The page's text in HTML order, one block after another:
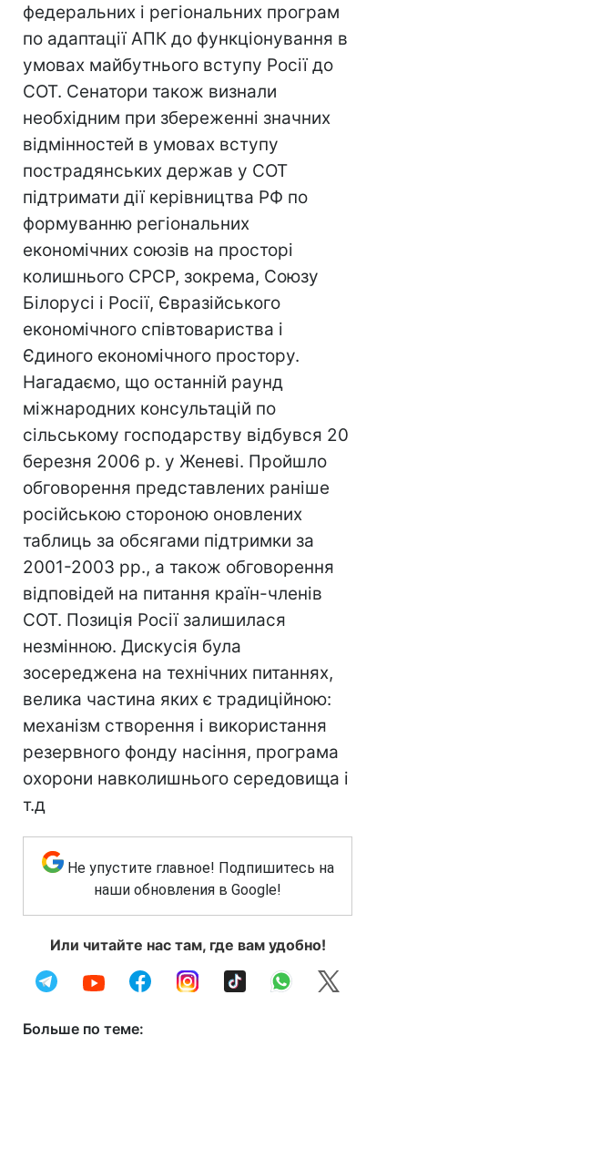
федеральних і регіональних програм
по адаптації АПК до функціонування в
умовах майбутнього вступу Росії до
СОТ. Сенатори також визнали
необхідним при збереженні значних
відмінностей в умовах вступу
пострадянських держав у СОТ
підтримати дії керівництва РФ по
формуванню регіональних
економічних союзів на просторі
колишнього СРСР, зокрема, Союзу
Білорусі і Росії, Євразійського
економічного співтовариства і
Єдиного економічного простору.
Нагадаємо, що останній раунд
міжнародних консультацій по
сільському господарству відбувся 20
березня 2006 р. у Женеві. Пройшло
обговорення представлених раніше
російською стороною оновлених
таблиць за обсягами підтримки за
2001-2003 рр., а також обговорення
відповідей на питання країн-членів
СОТ. Позиція Росії залишилася
незмінною. Дискусія була
зосереджена на технічних питаннях,
велика частина яких є традиційною:
механізм створення і використання
резервного фонду насіння, програма
охорони навколишнього середовища і
т.д
Не упустите главное! Подпишитесь на
наши обновления в Google!
Или читайте нас там, где вам удобно!
Больше по теме: